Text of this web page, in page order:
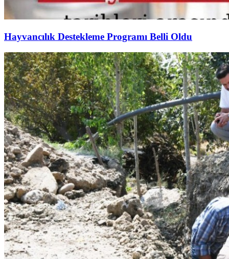
Hayvancılık Destekleme Programı Belli Oldu